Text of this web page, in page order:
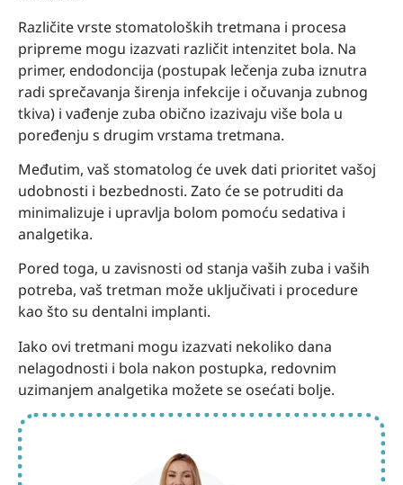
Različite vrste stomatoloških tretmana i procesa
pripreme mogu izazvati različit intenzitet bola. Na
primer, endodoncija (postupak lečenja zuba iznutra
radi sprečavanja širenja infekcije i očuvanja zubnog
tkiva) i vađenje zuba obično izazivaju više bola u
poređenju s drugim vrstama tretmana.
Međutim, vaš stomatolog će uvek dati prioritet vašoj
udobnosti i bezbednosti. Zato će se potruditi da
minimalizuje i upravlja bolom pomoću sedativa i
analgetika.
Pored toga, u zavisnosti od stanja vaših zuba i vaših
potreba, vaš tretman može uključivati ​​i procedure
kao što su dentalni implanti.
Iako ovi tretmani mogu izazvati nekoliko dana
nelagodnosti i bola nakon postupka, redovnim
uzimanjem analgetika možete se osećati bolje.